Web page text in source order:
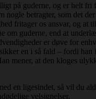
på guderne, og er helt
betragter, som det
fritager os ansvar, og
om guderne, end at
er døve for
en i så fald – fordi
mener, at den kloges
en ligesindet, så vil du
velsignelser.